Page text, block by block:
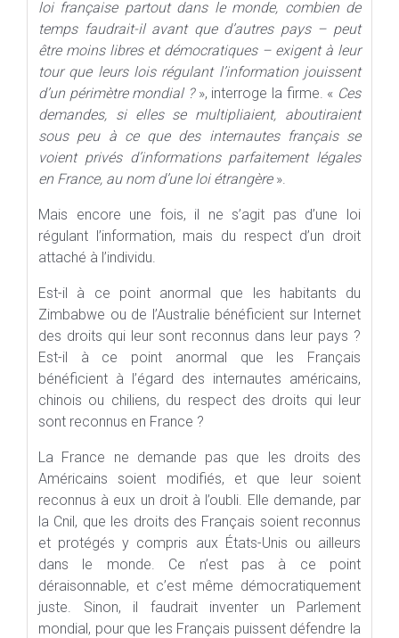
loi française partout dans le monde, combien de
temps faudrait-il avant que d’autres pays – peut
être moins libres et démocratiques – exigent à leur
tour que leurs lois régulant l’information jouissent
d’un périmètre mondial ?», interroge la firme. « Ces
demandes, si elles se multipliaient, aboutiraient
sous peu à ce que des internautes français se
voient privés d’informations parfaitement légales
en France, au nom d’une loi étrangère».
Mais encore une fois, il ne s’agit pas d’une loi
régulant l’information, mais du respect d’un droit
attaché à l’individu.
Est-il à ce point anormal que les habitants du
Zimbabwe ou de l’Australie bénéficient sur Internet
des droits qui leur sont reconnus dans leur pays ?
Est-il à ce point anormal que les Français
bénéficient à l’égard des internautes américains,
chinois ou chiliens, du respect des droits qui leur
sont reconnus en France ?
La France ne demande pas que les droits des
Américains soient modifiés, et que leur soient
reconnus à eux un droit à l’oubli. Elle demande, par
la Cnil, que les droits des Français soient reconnus
et protégés y compris aux États-Unis ou ailleurs
dans le monde. Ce n’est pas à ce point
déraisonnable, et c’est même démocratiquement
juste. Sinon, il faudrait inventer un Parlement
mondial, pour que les Français puissent défendre la